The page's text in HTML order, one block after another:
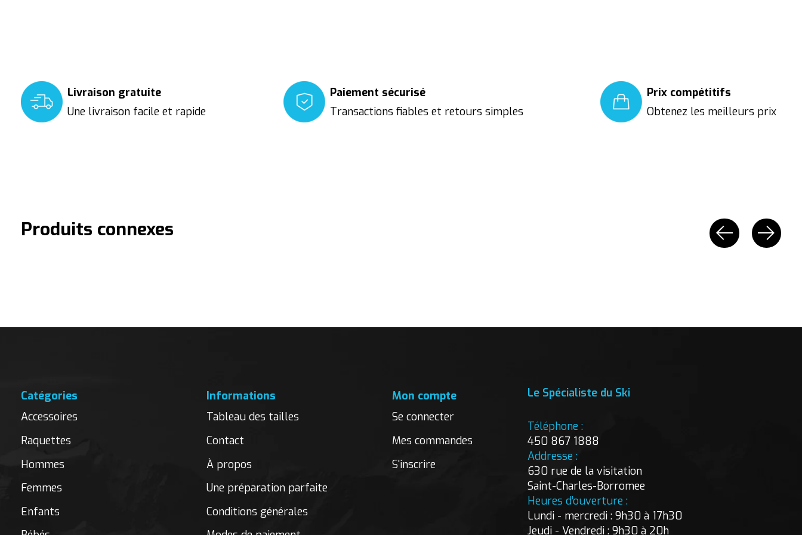
Livraison gratuite
Une livraison facile et rapide
Paiement sécurisé
Transactions fiables et retours simples
Prix compétitifs
Obtenez les meilleurs prix
Produits connexes
Catégories
Accessoires
Raquettes
Hommes
Femmes
Enfants
Informations
Tableau des tailles
Contact
À propos
Une préparation parfaite
Conditions générales
Mon compte
Se connecter
Mes commandes
S'inscrire
Le Spécialiste du Ski
Téléphone :
450 867 1888
Addresse :
630 rue de la visitation
Saint-Charles-Borromee
Heures d’ouverture :
Lundi - mercredi : 9h30 à 17h30
Jeudi - Vendredi : 9h30 à 20h